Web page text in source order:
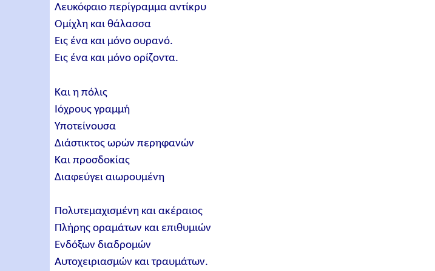
Λευκόφαιο περίγραμμα αντίκρυ
Ομίχλη και θάλασσα
Εις ένα και μόνο ουρανό.
Εις ένα και μόνο ορίζοντα.
Και η πόλις
Ιόχρους γραμμή
Υποτείνουσα
Διάστικτος ωρών περηφανών
Και προσδοκίας
Διαφεύγει αιωρουμένη
Πολυτεμαχισμένη και ακέραιος
Πλήρης οραμάτων και επιθυμιών
Ενδόξων διαδρομών
Αυτοχειριασμών και τραυμάτων.